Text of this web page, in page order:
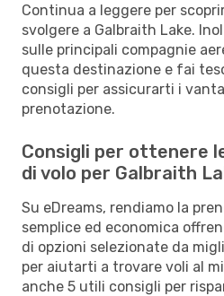
Continua a leggere per
svolgere a Galbraith Lake.
sulle principali compagnie
questa destinazione e fai
consigli per assicurarti i
prenotazione.
Consigli per ottenere
di volo per Galbraith
Su eDreams, rendiamo la
semplice ed economica
di opzioni selezionate da
per aiutarti a trovare voli al
anche 5 utili consigli per